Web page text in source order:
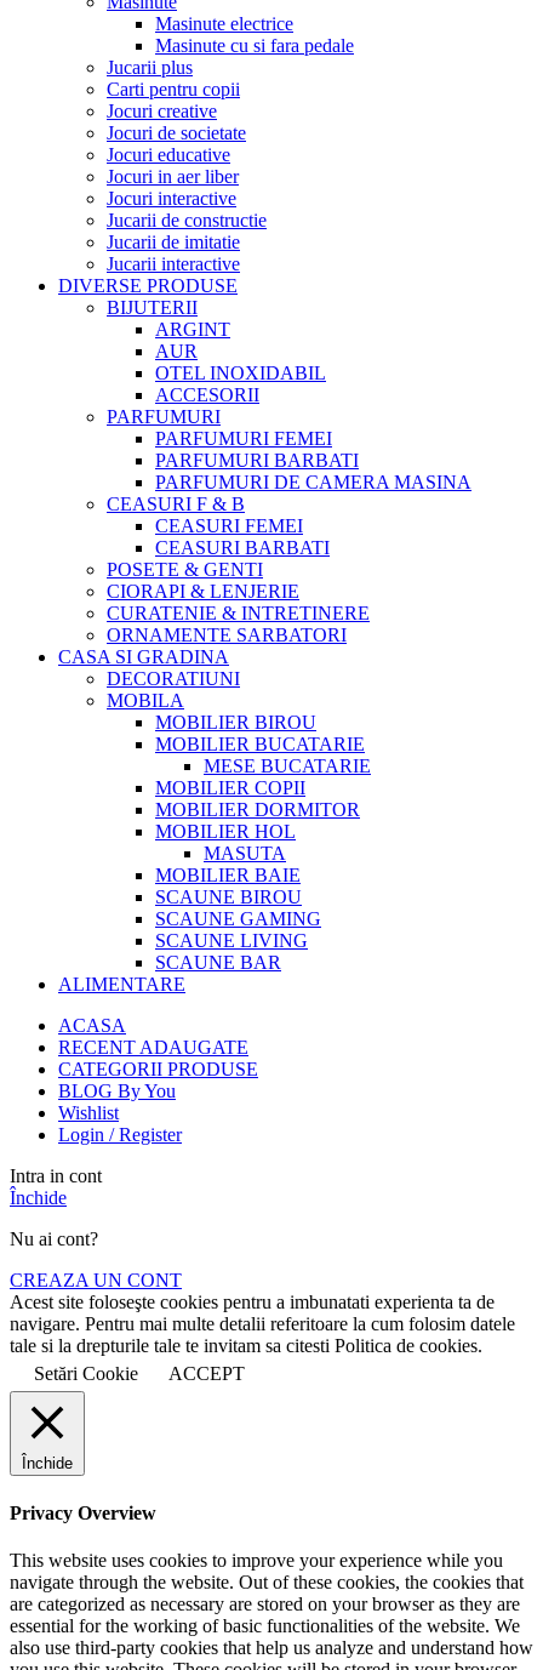
Masinute electrice
Masinute cu si fara pedale
Jucarii plus
Carti pentru copii
Jocuri creative
Jocuri de societate
Jocuri educative
Jocuri in aer liber
Jocuri interactive
Jucarii de constructie
Jucarii de imitatie
Jucarii interactive
DIVERSE PRODUSE
BIJUTERII
ARGINT
AUR
OTEL INOXIDABIL
ACCESORII
PARFUMURI
PARFUMURI FEMEI
PARFUMURI BARBATI
PARFUMURI DE CAMERA MASINA
CEASURI F & B
CEASURI FEMEI
CEASURI BARBATI
POSETE & GENTI
CIORAPI & LENJERIE
CURATENIE & INTRETINERE
ORNAMENTE SARBATORI
CASA SI GRADINA
DECORATIUNI
MOBILA
MOBILIER BIROU
MOBILIER BUCATARIE
MESE BUCATARIE
MOBILIER COPII
MOBILIER DORMITOR
MOBILIER HOL
MASUTA
MOBILIER BAIE
SCAUNE BIROU
SCAUNE GAMING
SCAUNE LIVING
SCAUNE BAR
ALIMENTARE
ACASA
RECENT ADAUGATE
CATEGORII PRODUSE
BLOG By You
Wishlist
Login / Register
Intra in cont
Închide
Nu ai cont?
CREAZA UN CONT
Acest site foloseşte cookies pentru a imbunatati experienta ta de
navigare. Pentru mai multe detalii referitoare la cum folosim datele
tale si la drepturile tale te invitam sa citesti Politica de cookies.
Setări Cookie
ACCEPT
Închide
Privacy Overview
This website uses cookies to improve your experience while you
navigate through the website. Out of these cookies, the cookies that
are categorized as necessary are stored on your browser as they are
essential for the working of basic functionalities of the website. We
also use third-party cookies that help us analyze and understand how